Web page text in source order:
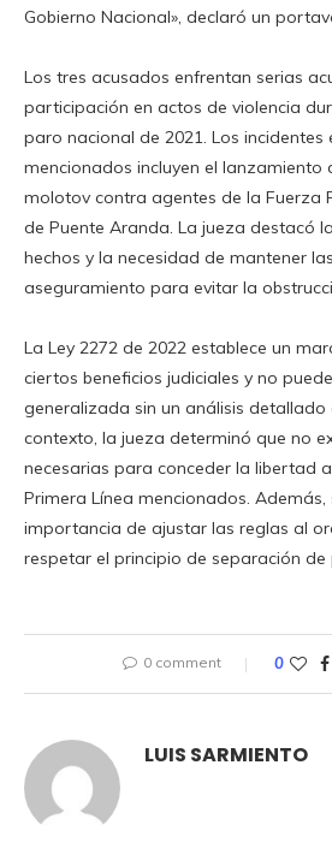
Gobierno Nacional», declaró un
Los tres acusados enfrentan serias
participación en actos de violencia
paro nacional de 2021. Los incidentes
mencionados incluyen el lanzamiento
molotov contra agentes de la Fuerza
de Puente Aranda. La jueza destacó
hechos y la necesidad de mantener
aseguramiento para evitar la
La Ley 2272 de 2022 establece un
ciertos beneficios judiciales y no
generalizada sin un análisis detallado
contexto, la jueza determinó que no
necesarias para conceder la libertad
Primera Línea mencionados.
importancia de ajustar las reglas al
respetar el principio de separación de
0 comment 0
LUIS SARMIENTO